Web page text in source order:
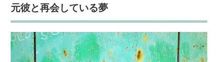
元彼と再会している夢